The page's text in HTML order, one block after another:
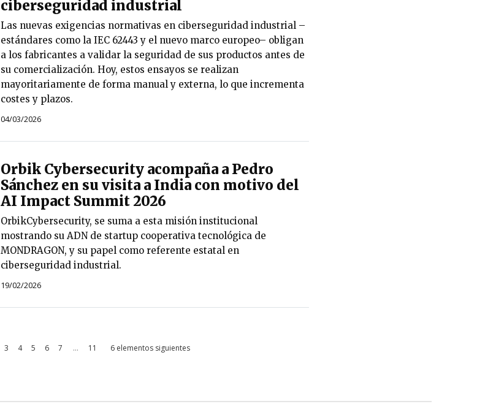
ciberseguridad industrial
Las nuevas exigencias normativas en ciberseguridad industrial –
estándares como la IEC 62443 y el nuevo marco europeo– obligan
a los fabricantes a validar la seguridad de sus productos antes de
su comercialización. Hoy, estos ensayos se realizan
mayoritariamente de forma manual y externa, lo que incrementa
costes y plazos.
04/03/2026
Orbik Cybersecurity acompaña a Pedro
Sánchez en su visita a India con motivo del
AI Impact Summit 2026
OrbikCybersecurity, se suma a esta misión institucional
mostrando su ADN de startup cooperativa tecnológica de
MONDRAGON, y su papel como referente estatal en
ciberseguridad industrial.
19/02/2026
3 4 5 6 7 ... 11 6 elementos siguientes